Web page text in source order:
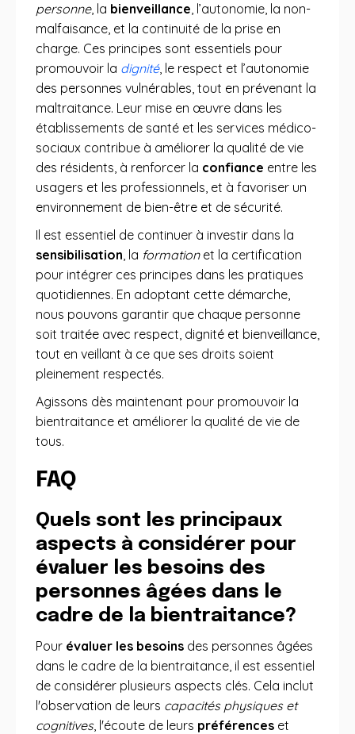
personne, la bienveillance, l’autonomie, la non-
malfaisance, et la continuité de la prise en
charge. Ces principes sont essentiels pour
promouvoir la dignité, le respect et l’autonomie
des personnes vulnérables, tout en prévenant la
maltraitance. Leur mise en œuvre dans les
établissements de santé et les services médico-
sociaux contribue à améliorer la qualité de vie
des résidents, à renforcer la confiance entre les
usagers et les professionnels, et à favoriser un
environnement de bien-être et de sécurité.
Il est essentiel de continuer à investir dans la
sensibilisation, la formationet la certification
pour intégrer ces principes dans les pratiques
quotidiennes. En adoptant cette démarche,
nous pouvons garantir que chaque personne
soit traitée avec respect, dignité et bienveillance,
tout en veillant à ce que ses droits soient
pleinement respectés.
Agissons dès maintenant pour promouvoir la
bientraitance et améliorer la qualité de vie de
tous.
FAQ
Quels sont les principaux
aspects à considérer pour
évaluer les besoins des
personnes âgées dans le
cadre de la bientraitance?
Pour évaluer les besoins des personnes âgées
dans le cadre de la bientraitance, il est essentiel
de considérer plusieurs aspects clés. Cela inclut
l'observation de leurs capacités physiques et
cognitives, l'écoute de leurs préférences et